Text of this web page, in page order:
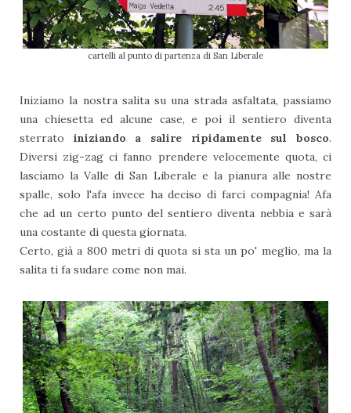
cartelli al punto di partenza di San Liberale
Iniziamo la nostra salita su una strada asfaltata, passiamo
una chiesetta ed alcune case, e poi il sentiero diventa
sterrato iniziando a salire ripidamente sul bosco.
Diversi zig-zag ci fanno prendere velocemente quota, ci
lasciamo la Valle di San Liberale e la pianura alle nostre
spalle, solo l'afa invece ha deciso di farci compagnia! Afa
che ad un certo punto del sentiero diventa nebbia e sarà
una costante di questa giornata.
Certo, già a 800 metri di quota si sta un po' meglio, ma la
salita ti fa sudare come non mai.